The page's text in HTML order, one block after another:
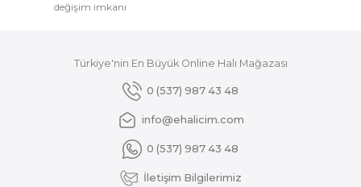
Gönder
değişim imkanı
Türkiye'nin En Büyük Online Halı Mağazası
0 (537) 987 43 48
info@ehalicim.com
0 (537) 987 43 48
İletişim Bilgilerimiz